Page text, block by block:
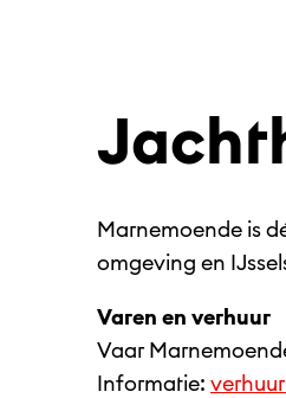
Marnemoende is
omgeving en
Varen en verhuur
Vaar
Informatie: